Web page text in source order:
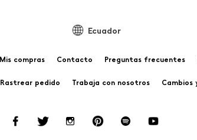
Ecuador
Mis compras Contacto Preguntas frecuentes
Rastrear pedido Trabaja con nosotros Cambios